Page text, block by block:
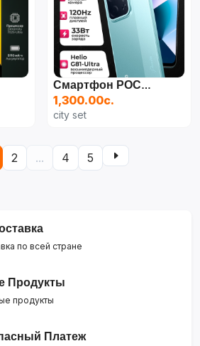
Смартфон POCO C85
1,300.00с.
city set
2 ... 4 5
по всей стране
Продукты
продукты
Платеж